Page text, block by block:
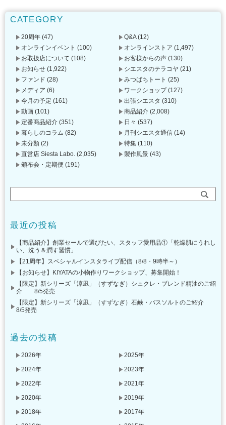
CATEGORY
20周年 (47) Q&A(12)
オンラインイベント (100) オンラインストア (1,497)
お取扱店について (108) お客様からの声 (130)
お知らせ (1,922) シエスタのテラコヤ (21)
ファンド (28) みつばちトート (25)
メディア (6) ワークショップ(127)
今月の予定 (161) 出張シエスタ (310)
動画 (101) 商品紹介 (2,008)
定番商品紹介 (351) 日々 (537)
暮らしのコラム (82) 月刊シエスタ通信 (14)
未分類 (2) 特集 (110)
直営店 Siesta Labo. (2,035) 製作風景 (43)
頒布会・定期便 (191)
最近の投稿
【商品紹介】創業セールで選びたい、スタッフ愛用品①「乾燥肌にうれし
い、洗う＆潤す習慣」
【21周年】スペシャルインスタライブ配信（8/8・9時半～）
【お知らせ】KIYATAの小物作りワークショップ、募集開始！
【限定】新シリーズ「涼凪」（すずなぎ）シュクレ・ブレンド精油のご紹
介 8/5発売
【限定】新シリーズ「涼凪」（すずなぎ）石鹸・バスソルトのご紹介
8/5発売
過去の投稿
2026年
2025年
2024年
2023年
2022年
2021年
2020年
2019年
2018年
2017年